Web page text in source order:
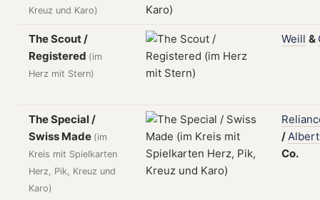
Kreuz und Karo)
The Scout /
Registered (im
Herz mit Stern)
Weill &
The Special /
Swiss Made (im
Kreis mit Spielkarten
Herz, Pik, Kreuz und
Karo)
/Albert
Co.